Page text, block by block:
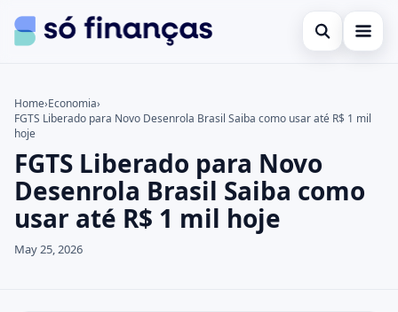
Open search
Empréstimos
Investimentos
Search the site
Search for:
Press Enter to search or ESC to close.
Home›Economia›
FGTS Liberado para Novo Desenrola Brasil Saiba como usar até R$ 1 mil
hoje
FGTS Liberado para Novo
Desenrola Brasil Saiba como
usar até R$ 1 mil hoje
May 25, 2026